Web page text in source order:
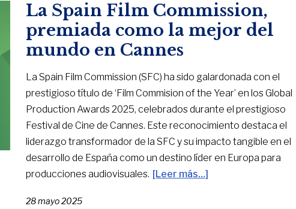
La Spain Film Commission,
premiada como la mejor del
mundo en Cannes
La Spain Film Commission (SFC) ha sido galardonada con el
prestigioso título de ‘Film Commision of the Year’ en los Global
Production Awards 2025, celebrados durante el prestigioso
Festival de Cine de Cannes. Este reconocimiento destaca el
liderazgo transformador de la SFC y su impacto tangible en el
desarrollo de España como un destino líder en Europa para
producciones audiovisuales. [Leer más…]
28 mayo 2025